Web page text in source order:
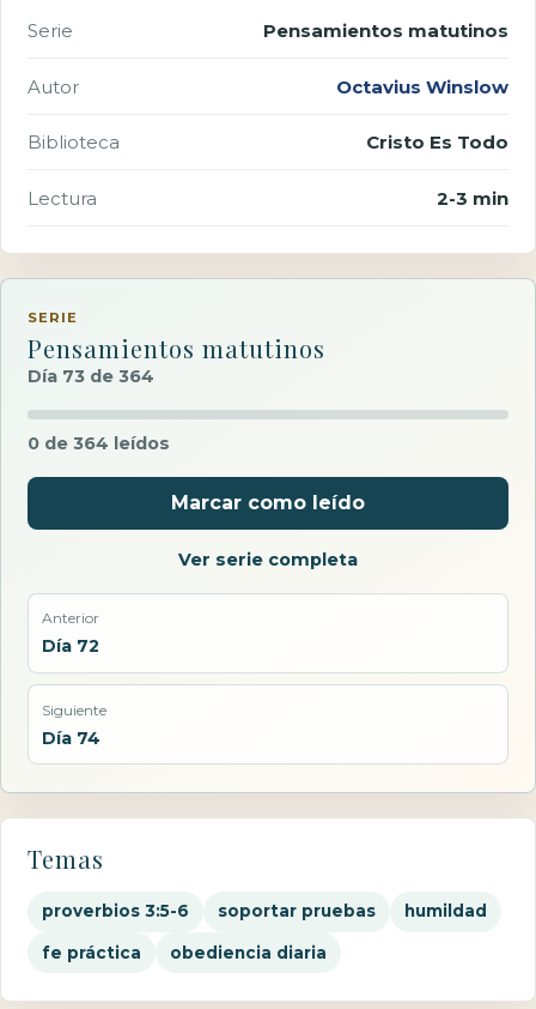
Serie Pensamientos matutinos
Autor Octavius Winslow
Biblioteca Cristo Es Todo
Lectura 2-3 min
SERIE
Pensamientos matutinos
Día 73 de 364
0 de 364 leídos
Marcar como leído
Ver serie completa
Anterior
Día 72
Siguiente
Día 74
Temas
proverbios 3:5-6 soportar pruebas humildad
fe práctica obediencia diaria